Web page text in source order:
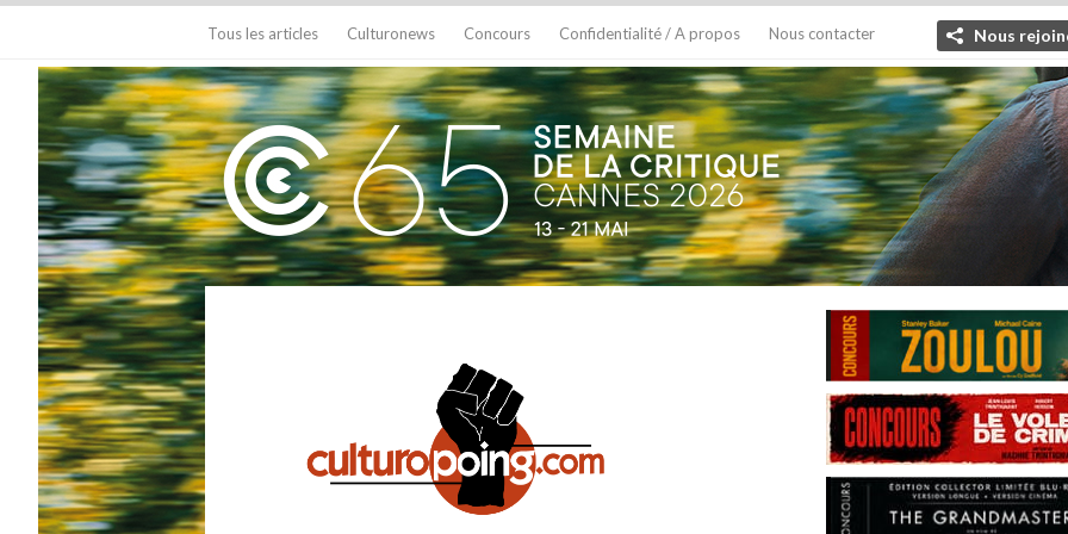
Tous les articles Culturonews Concours Confidentialité / A propos Nous contacter Nous